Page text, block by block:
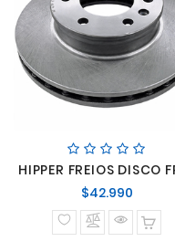
$42.990Precio
normal